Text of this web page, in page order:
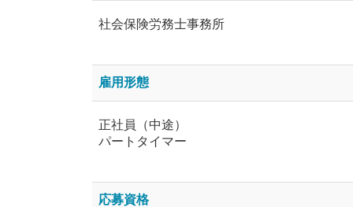
社会保険労務士事務所
雇用形態
正社員（中途）
パートタイマー
応募資格